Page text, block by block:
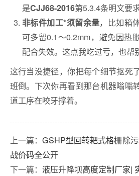
是CJJ68-2016第5.3.4条明文要求
非标件加工*须留余量，比如箱
可多留0.1～0.2mm，避免因热
配合失效。这点我吃过亏，也帮
这行当没捷径，你把每个细节抠死
班倒。下次你再看到那台机器嗡嗡
道工序在咬牙撑着。
上一篇： GSHP型回转耙式格栅除
战价码全公开
下一篇： 液压升降坝高度定制厂家|